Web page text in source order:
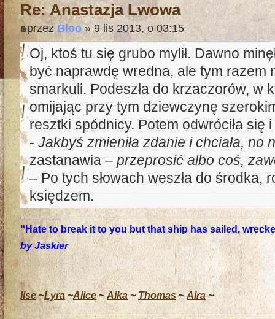
Re: Anastazja Lwowa
przez Bloo » 9 lis 2013, o 03:15
Oj, ktoś tu się grubo mylił. Dawno
być naprawdę wredna, ale tym razem
smarkuli. Podeszła do krzaczorów, w
omijając przy tym dziewczynę
resztki spódnicy. Potem odwróciła się
- Jakbyś zmieniła zdanie i chciała, no
zastanawia – przeprosić albo coś,
– Po tych słowach weszła do środka,
księdzem.
“Hate to break it to you but that ship has sailed,
by Jaskier
Ilse~Lyra~Alice~Aika ~ Thomas~ Aira ~